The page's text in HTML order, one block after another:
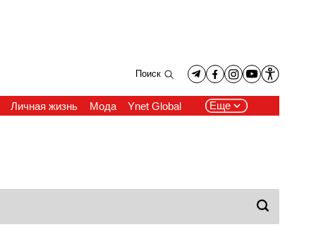
Поиск
Личная жизнь Мода Ynet Global Еще